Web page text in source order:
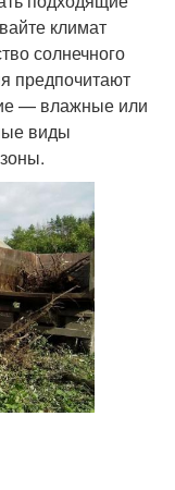
климат
солнечного
предпочитают
— влажные или
виды